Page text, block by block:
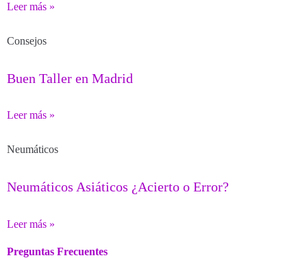
Leer más »
Consejos
Buen Taller en Madrid
Leer más »
Neumáticos
Neumáticos Asiáticos ¿Acierto o Error?
Leer más »
Preguntas Frecuentes